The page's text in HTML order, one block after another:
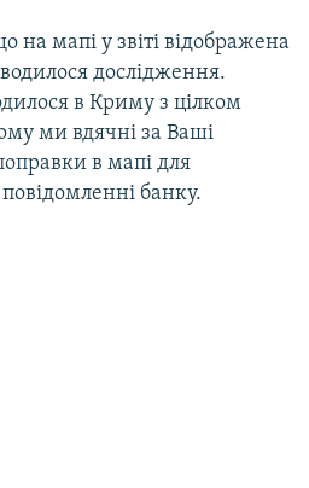
мапі у звіті відображена
дослідження.
в Криму з цілком
ми вдячні за Ваші
в мапі для
банку.